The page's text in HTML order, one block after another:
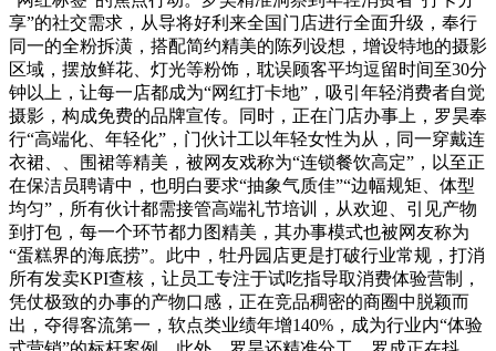
享”的社交需求，从导将好利来全国门店进行全面升级，奉行
同一的全粉拆潢，搭配简约精美的陈列设想，增设特地的摄影
区域，摆放鲜花、灯光等粉饰，耽误顾客平均逗留时间至30分
钟以上，让每一店都成为“网红打卡地”，吸引年轻消费者自觉
摄影，构成免费的品牌宣传。同时，正在门店办事上，罗昊奉
行“高端化、年轻化”，门伙计工以年轻女性为从，同一穿戴连
衣裙、、围裙等精美，被网友戏称为“连锁餐饮高定”，以至正
在保洁员聘请中，也明白要求“抽象气质佳”“边幅规矩、体型
均匀”，所有伙计都需接管高端礼节培训，从欢迎、引见产物
到打包，每一个环节都力图精美，其办事模式也被网友称为
“蛋糕界的海底捞”。此中，牡丹园店更是打破行业常规，打消
所有发卖KPI查核，让员工专注于试吃指导取消费体验营制，
凭仗极致的办事的产物口感，正在竞品稠密的商圈中脱颖而
出，夺得客流第一，软点类业绩年增140%，成为行业内“体验